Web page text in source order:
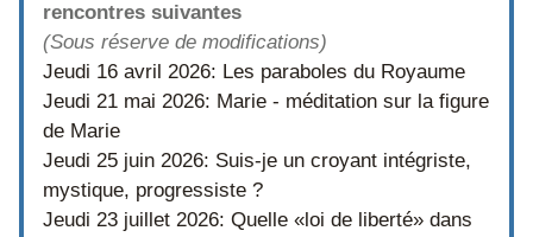
rencontres suivantes
(Sous réserve de modifications)
Jeudi 16 avril 2026: Les paraboles du Royaume
Jeudi 21 mai 2026: Marie - méditation sur la figure
de Marie
Jeudi 25 juin 2026: Suis-je un croyant intégriste,
mystique, progressiste ?
Jeudi 23 juillet 2026: Quelle «loi de liberté» dans